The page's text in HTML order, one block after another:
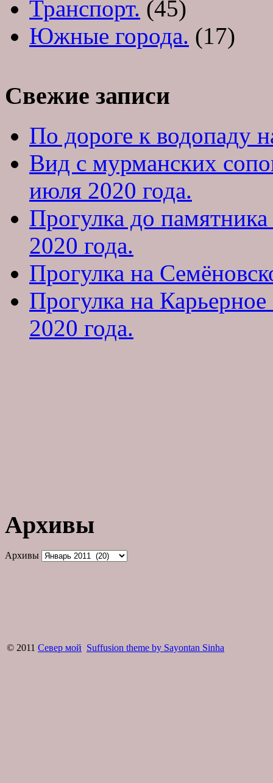
Транспорт. (45)
Южные города. (17)
Свежие записи
По дороге к водопаду
Вид с мурманских
июля 2020 года.
Прогулка до
2020 года.
Прогулка на
Прогулка на
2020 года.
Архивы
Архивы
© 2011 Север мой Suffusion theme by Sayontan Sinha